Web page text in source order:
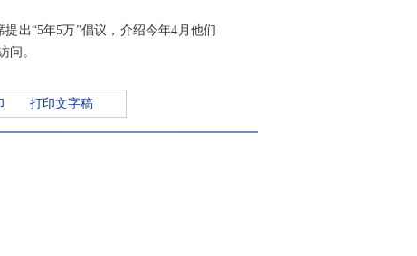
出“5年5万”倡议，介绍今年4月他们
问。
打印文字稿